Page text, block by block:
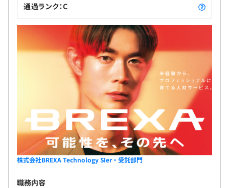
通過ランク：C
株式会社BREXA Technology SIer・受託部門
職務内容